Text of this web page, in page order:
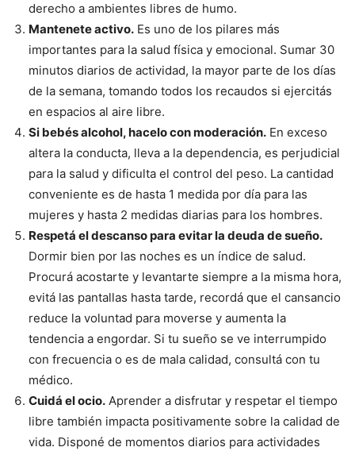
derecho a ambientes libres de humo.
Mantenete activo. Es uno de los pilares más
importantes para la salud física y emocional. Sumar 30
minutos diarios de actividad, la mayor parte de los días
de la semana, tomando todos los recaudos si ejercitás
en espacios al aire libre.
Si bebés alcohol, hacelo con moderación. En exceso
altera la conducta, lleva a la dependencia, es perjudicial
para la salud y dificulta el control del peso. La cantidad
conveniente es de hasta 1 medida por día para las
mujeres y hasta 2 medidas diarias para los hombres.
Respetá el descanso para evitar la deuda de sueño.
Dormir bien por las noches es un índice de salud.
Procurá acostarte y levantarte siempre a la misma hora,
evitá las pantallas hasta tarde, recordá que el cansancio
reduce la voluntad para moverse y aumenta la
tendencia a engordar. Si tu sueño se ve interrumpido
con frecuencia o es de mala calidad, consultá con tu
médico.
Cuidá el ocio. Aprender a disfrutar y respetar el tiempo
libre también impacta positivamente sobre la calidad de
vida. Disponé de momentos diarios para actividades